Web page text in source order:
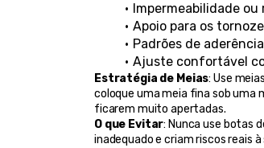
Impermeabilidade
Apoio para os
Padrões de
Ajuste confortável
Estratégia de Meias: Use
coloque uma meia fina sob uma
ficarem muito apertadas.
O que Evitar: Nunca use botas
inadequado e criam riscos reais à